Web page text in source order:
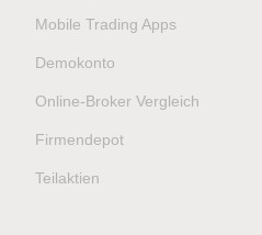
Mobile Trading Apps
Demokonto
Online-Broker Vergleich
Firmendepot
Teilaktien